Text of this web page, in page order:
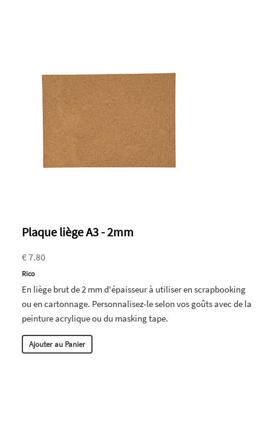
Plaque liège A3 - 2mm
€ 7.80
Rico
En liège brut de 2 mm d'épaisseur à utiliser en scrapbooking
ou en cartonnage. Personnalisez-le selon vos goûts avec de la
peinture acrylique ou du masking tape.
Ajouter au Panier